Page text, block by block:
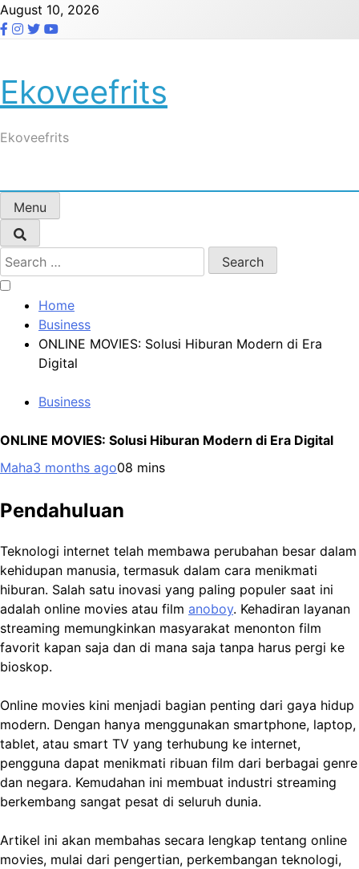
Skip
to
August 10, 2026
Ekoveefrits
Ekoveefrits
Menu
Search
for:
Home
Business
ONLINE MOVIES: Solusi Hiburan Modern di Era
Digital
Business
ONLINE MOVIES: Solusi Hiburan Modern di Era Digital
Maha3 months ago08 mins
Pendahuluan
Teknologi internet telah membawa perubahan besar dalam
kehidupan manusia, termasuk dalam cara menikmati
hiburan. Salah satu inovasi yang paling populer saat ini
adalah online movies atau film anoboy. Kehadiran layanan
streaming memungkinkan masyarakat menonton film
favorit kapan saja dan di mana saja tanpa harus pergi ke
bioskop.
Online movies kini menjadi bagian penting dari gaya hidup
modern. Dengan hanya menggunakan smartphone, laptop,
tablet, atau smart TV yang terhubung ke internet,
pengguna dapat menikmati ribuan film dari berbagai genre
dan negara. Kemudahan ini membuat industri streaming
berkembang sangat pesat di seluruh dunia.
Artikel ini akan membahas secara lengkap tentang online
movies, mulai dari pengertian, perkembangan teknologi,